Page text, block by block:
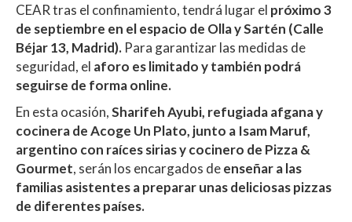
CEAR tras el confinamiento, tendrá lugar el próximo 3
de septiembre en el espacio de Olla y Sartén (Calle
Béjar 13, Madrid). Para garantizar las medidas de
seguridad, el aforo es limitado y también podrá
seguirse de forma online.
En esta ocasión,Sharifeh Ayubi, refugiada afgana y
cocinera de Acoge Un Plato, junto a Isam Maruf,
argentino con raíces sirias y cocinero de Pizza &
Gourmet, serán los encargados deenseñar a las
familias asistentes a preparar unas deliciosas pizzas
de diferentes países.